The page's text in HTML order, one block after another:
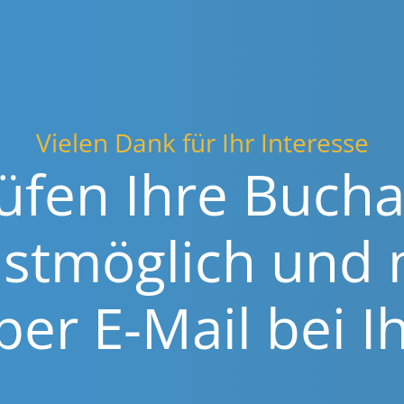
Vielen Dank für Ihr Interesse
Ihre
und
E-Mail bei